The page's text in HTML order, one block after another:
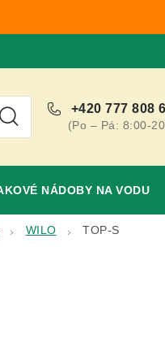
+420 777 808
(Po – Pá: 8:00-
NÁDOBY NA VODU
WILO TOP-S